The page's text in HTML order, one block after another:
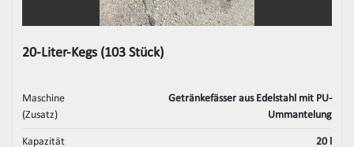
20-Liter-Kegs (103 Stück)
Maschine
(Zusatz)
Getränkefässer aus Edelstahl mit PU-
Ummantelung
Kapazität 20 l